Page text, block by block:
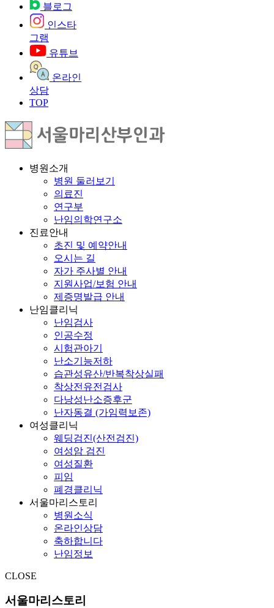
블로그
인스타
그램
유튜브
온라인
상담
TOP
병원소개
병원 둘러보기
의료진
연구부
난임의학연구소
진료안내
초진 및 예약안내
오시는 길
자가 주사별 안내
지원사업/보험 안내
제증명발급 안내
난임클리닉
난임검사
인공수정
시험관아기
난소기능저하
습관성유산/반복착상실패
착상전유전검사
다낭성난소증후군
난자동결 (가임력보존)
여성클리닉
웨딩검진(산전검진)
여성암 검진
여성질환
피임
폐경클리닉
서울마리스토리
병원소식
온라인상담
축하합니다
난임정보
CLOSE
서울마리스토리